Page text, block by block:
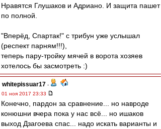
Нравятся Глушаков и Адриано. И защита пашет
по полной.
"Вперёд, Спартак!" с трибун уже услышал
(респект парням!!!),
теперь пару-тройку мячей в ворота хозяев
хотелось бы засмотреть :)
whitepissuar17 -
01 ноя 2017 23:33
Конечно, пардон за сравнение... но навроде
конюшни вчера пока у нас всё... но ишаков
выход Дзагоева спас... надо искать варианты и